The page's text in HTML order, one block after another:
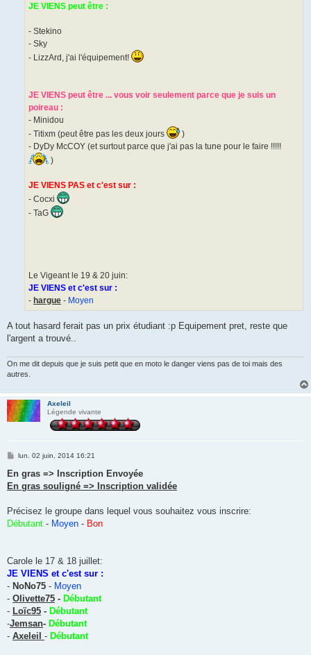
JE VIENS peut être :
- Stekino
- Sky
- LizzArd, j'ai l'équipement!
JE VIENS peut être ... vous voir seulement parce que je suis un
poireau :
- Minidou
- Titixm (peut être pas les deux jours
)
- DyDy McCOY (et surtout parce que j'ai pas la tune pour le faire !!!!!
)
JE VIENS PAS et c'est sur :
- Cocxi
- TaG
Le Vigeant le 19 & 20 juin:
JE VIENS et c'est sur :
- hargue - Moyen
A tout hasard ferait pas un prix étudiant :p Equipement pret, reste que
l'argent a trouvé..
On me dit depuis que je suis petit que en moto le danger viens pas de toi mais des
autres.
Axeleil
Légende vivante
M
s
a
lun. 02 juin, 2014 16:21
En gras => Inscription Envoyée
En gras souligné => Inscription validée
Précisez le groupe dans lequel vous souhaitez vous inscrire:
Débutant - Moyen - Bon
Carole le 17 & 18 juillet:
JE VIENS et c'est sur :
- NoNo75 - Moyen
- Olivette75 - Débutant
- Loïc95 - Débutant
-Jemsan- Débutant
- Axeleil - Débutant